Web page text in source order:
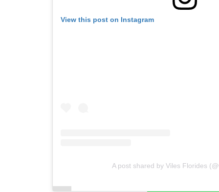
View this post on Instagram
A post shared by Viles Florides